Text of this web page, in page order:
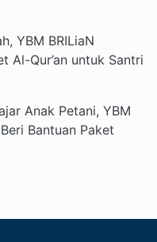
YBM BRILiaN
Al-Qur’an untuk Santri
Anak Petani, YBM
Bantuan Paket